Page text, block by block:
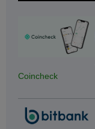
Coincheck